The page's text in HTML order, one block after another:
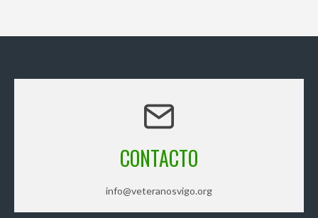
CONTACTO
info@veteranosvigo.org